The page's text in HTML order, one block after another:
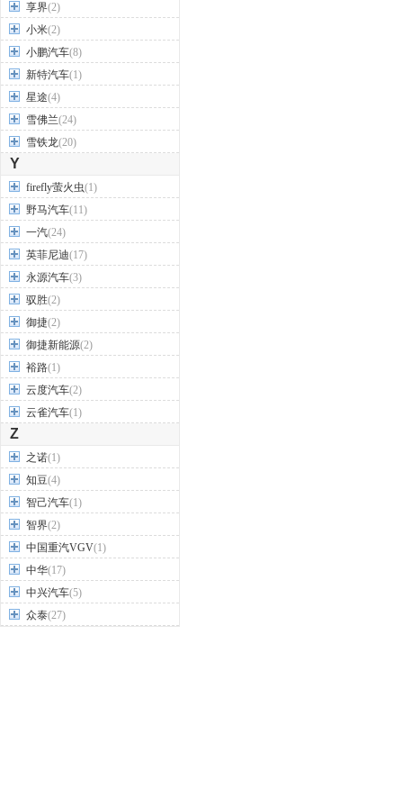
享界(2)
小米(2)
小鹏汽车(8)
新特汽车(1)
星途(4)
雪佛兰(24)
雪铁龙(20)
Y
firefly萤火虫(1)
野马汽车(11)
一汽(24)
英菲尼迪(17)
永源汽车(3)
驭胜(2)
御捷(2)
御捷新能源(2)
裕路(1)
云度汽车(2)
云雀汽车(1)
Z
之诺(1)
知豆(4)
智己汽车(1)
智界(2)
中国重汽VGV(1)
中华(17)
中兴汽车(5)
众泰(27)